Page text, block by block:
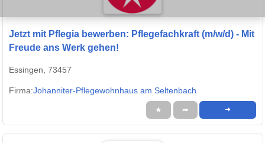
Jetzt mit Pflegia bewerben: Pflegefachkraft (m/w/d) - Mit
Freude ans Werk gehen!
Essingen, 73457
Firma:Johanniter-Pflegewohnhaus am Seltenbach
★ ➦ ➜